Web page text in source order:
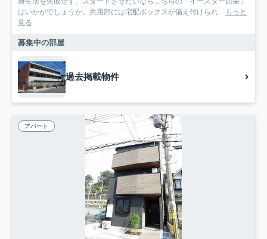
はいかがでしょうか。共用部には宅配ボックスが備え付けられ... もっと
見る
募集中の部屋
過去掲載物件
アパート